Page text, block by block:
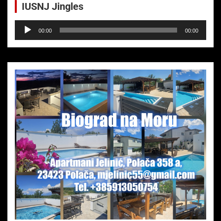
IUSNJ Jingles
Audio-
Player
00:00 00:00